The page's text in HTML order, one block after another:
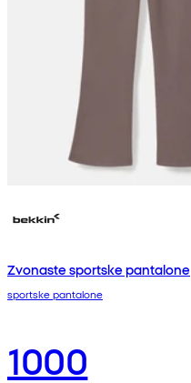
Zvonaste sportske pantalone
sportske pantalone
1000